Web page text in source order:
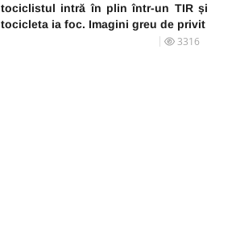
intră în plin într-un TIR și
ia foc. Imagini greu de privit
3316